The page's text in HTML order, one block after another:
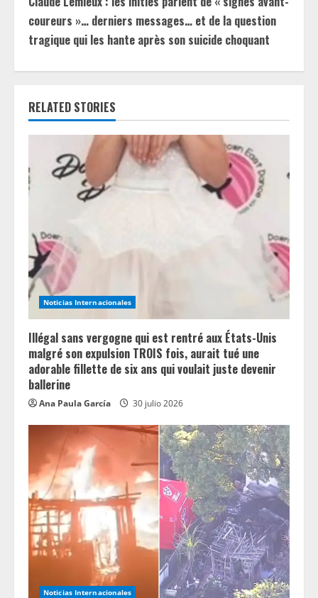
i
n
u
e
R
e
a
d
i
n
g
coureurs »… derniers messages… et de la question
tragique qui les hante après son suicide choquant
RELATED STORIES
Noticias Internacionales
Illégal sans vergogne qui est rentré aux États-Unis
malgré son expulsion TROIS fois, aurait tué une
adorable fillette de six ans qui voulait juste devenir
ballerine
Ana Paula García 30 julio 2026
Noticias Internacionales